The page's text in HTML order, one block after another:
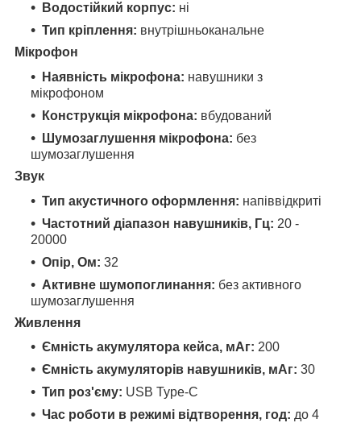
Водостійкий корпус: ні
Тип кріплення: внутрішньоканальне
Мікрофон
Наявність мікрофона: навушники з
мікрофоном
Конструкція мікрофона: вбудований
Шумозаглушення мікрофона: без
шумозаглушення
Звук
Тип акустичного оформлення: напіввідкриті
Частотний діапазон навушників, Гц: 20 -
20000
Опір, Ом: 32
Активне шумопоглинання: без активного
шумозаглушення
Живлення
Ємність акумулятора кейса, мАг: 200
Ємність акумуляторів навушників, мАг: 30
Тип роз'єму: USB Type-C
Час роботи в режимі відтворення, год: до 4